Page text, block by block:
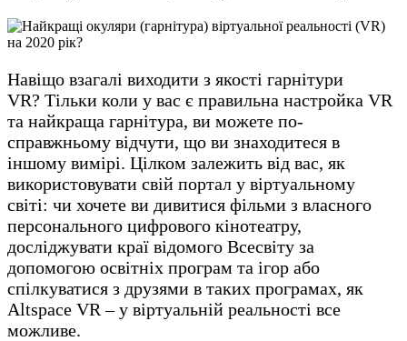
Навіщо взагалі виходити з якості гарнітури
VR? Тільки коли у вас є правильна настройка VR
та найкраща гарнітура, ви можете по-
справжньому відчути, що ви знаходитеся в
іншому вимірі. Цілком залежить від вас, як
використовувати свій портал у віртуальному
світі: чи хочете ви дивитися фільми з власного
персонального цифрового кінотеатру,
досліджувати краї відомого Всесвіту за
допомогою освітніх програм та ігор або
спілкуватися з друзями в таких програмах, як
Altspace VR – у віртуальній реальності все
можливе.